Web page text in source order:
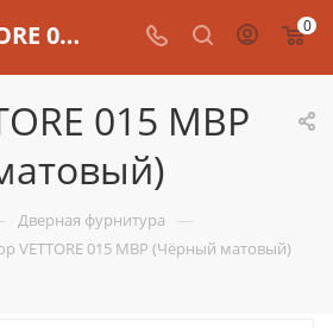
Упор VETTORE 015 MBP (Чёрный матовый) 0
015 MBP
Дверная фурнитура —
VETTORE 015 MBP (Чёрный матовый)